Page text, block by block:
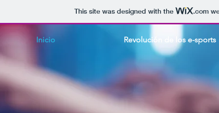
This site was designed with the .com
Inicio Revolución de los e-sports